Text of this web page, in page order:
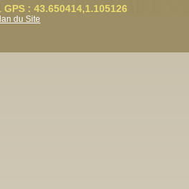
: 43.650414,1.105126
du Site